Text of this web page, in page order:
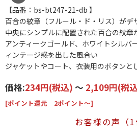
【品番：bs-bt247-21-db 】
百合の紋章（フルール・ド・リス）がデ
中央にシンプルに配置された百合の紋章
アンティークゴールド、ホワイトシルバ
ィンテージ感を出した風合い
ジャケットやコート、衣装用のボタンと
価格:234円(税込) ～ 2,109円(税
[ポイント還元 2ポイント～]
お客様の声（1